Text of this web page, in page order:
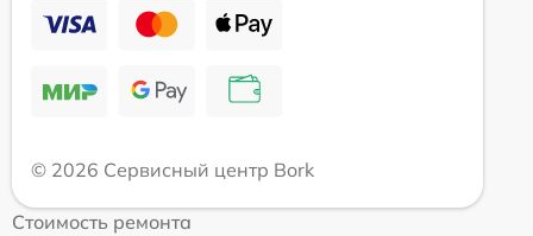
© 2026 Сервисный центр Bork
Стоимость ремонта